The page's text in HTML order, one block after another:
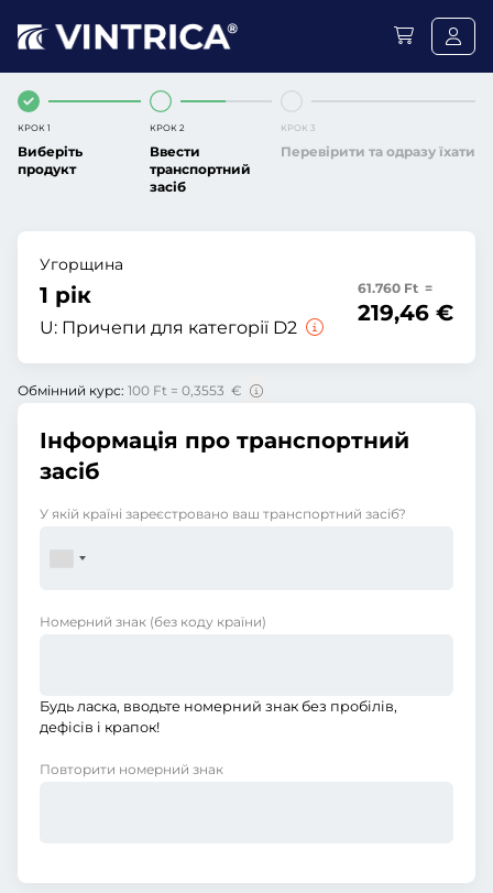
КРОК 1
Виберіть
продукт
КРОК 2
Ввести
транспортний
засіб
КРОК 3
Перевірити та одразу їхати
Угорщина
1 рік
U: Причепи для категорії D2
61.760 Ft =
219,46 €
Обмінний курс: 100 Ft = 0,3553 €
Інформація про транспортний
засіб
У якій країні зареєстровано ваш транспортний засіб?
Номерний знак (без коду країни)
Будь ласка, вводьте номерний знак без пробілів,
дефісів і крапок!
Повторити номерний знак